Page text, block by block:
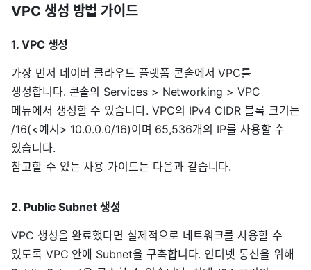
VPC 생성 방법 가이드
1. VPC 생성
가장 먼저 네이버 클라우드 플랫폼 콘솔에서 VPC를
생성합니다. 콘솔의 Services > Networking > VPC
메뉴에서 생성할 수 있습니다. VPC의 IPv4 CIDR 블록 크기는
/16(<예시> 10.0.0.0/16)이며 65,536개의 IP를 사용할 수
있습니다.
참고할 수 있는 사용 가이드는 다음과 같습니다.
2. Public Subnet 생성
VPC 생성을 완료했다면 실제적으로 네트워크를 사용할 수
있도록 VPC 안에 Subnet을 구축합니다. 인터넷 통신을 위해